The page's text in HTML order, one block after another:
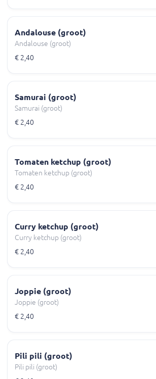
Andalouse (groot)
Andalouse (groot)
€ 2,40
Samurai (groot)
Samurai (groot)
€ 2,40
Tomaten ketchup (groot)
Tomaten ketchup (groot)
€ 2,40
Curry ketchup (groot)
Curry ketchup (groot)
€ 2,40
Joppie (groot)
Joppie (groot)
€ 2,40
Pili pili (groot)
Pili pili (groot)